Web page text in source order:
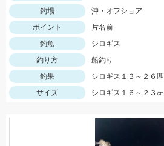
釣場
沖・オフショア
ポイント
片名前
釣魚
シロギス
釣り方
船釣り
釣果
シロギス１３～２６匹
サイズ
シロギス１６～２３㎝